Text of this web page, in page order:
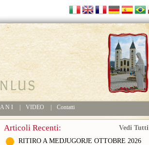
N I VIDEO Contatti
Articoli Recenti:
Vedi Tutti
RITIRO A MEDJUGORJE OTTOBRE 2026